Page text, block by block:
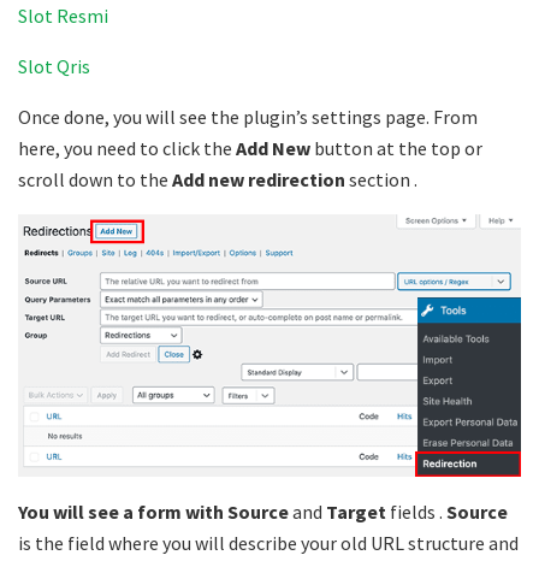
Slot Resmi
Slot Qris
Once done, you will see the plugin’s settings page. From
here, you need to click the Add New button at the top or
scroll down to the Add new redirection section .
You will see a form with Sourceand Target fields . Source
is the field where you will describe your old URL structure and